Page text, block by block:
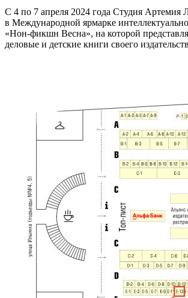
С 4 по 7 апреля 2024 года Студия Артемия
в Международной ярмарке
«Нон-фикшн Весна», на которой
деловые и детские книги своего